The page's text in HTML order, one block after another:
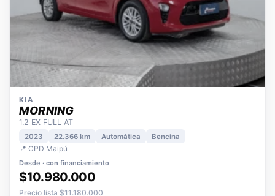
KIA
MORNING
1.2 EX FULL AT
2023 22.366 km
📍 CPD Maipú
Desde · con financiamiento
$10.980.000